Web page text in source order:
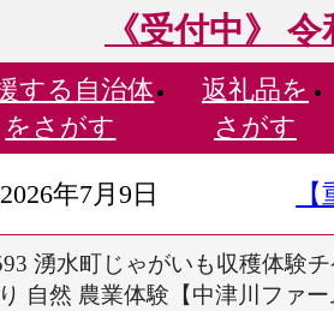
《受付中》
する 自治体
をさがす
返礼品を
さがす
2026年7月9日
湧水町じゃがいも収穫体験
自然 農業体験【中津川ファー